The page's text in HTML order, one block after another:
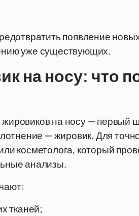
появление
уже существующих.
на носу: что
на носу — первый
— жировик. Для
косметолога, который
анализы.
тканей;